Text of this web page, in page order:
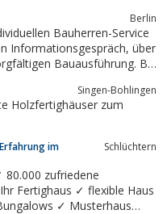
und DienstleistungenBerlin
Bauherren-Service
über
Bauausführung. Bei
Singen-Bohlingen
Holzfertighäuser zum
im
Schlüchtern
80.000 zufriedene
Fertighaus ✓ flexible Haus
✓ Musterhaus